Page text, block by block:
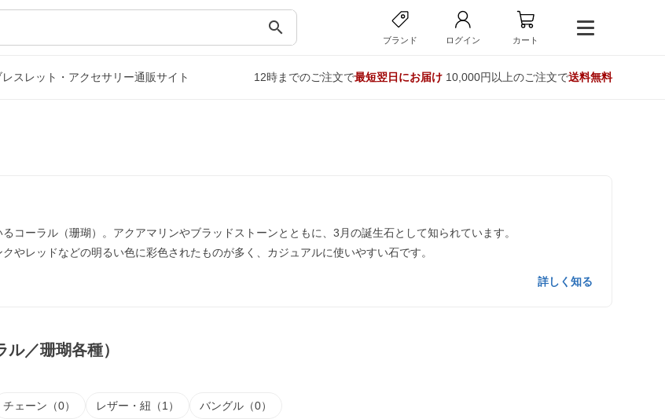
search
ブランド ログイン カート
スレット・アクセサリー通販サイト 12時までのご注文で最短翌日にお届け10,000円以上のご注文で送料無料
コーラル（珊瑚）。アクアマリンやブラッドストーンとともに、3月の誕生石として知られています。
やレッドなどの明るい色に彩色されたものが多く、カジュアルに使いやすい石です。
詳しく知る
／珊瑚各種）
チェーン（0） レザー・紐（1） バングル（0）